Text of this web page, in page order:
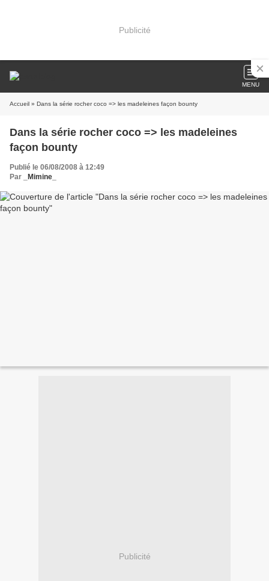
Publicité
MENU
Accueil » Dans la série rocher coco => les madeleines façon bounty
Dans la série rocher coco => les madeleines
façon bounty
Publié le 06/08/2008 à 12:49
Par
_Mimine_
Publicité